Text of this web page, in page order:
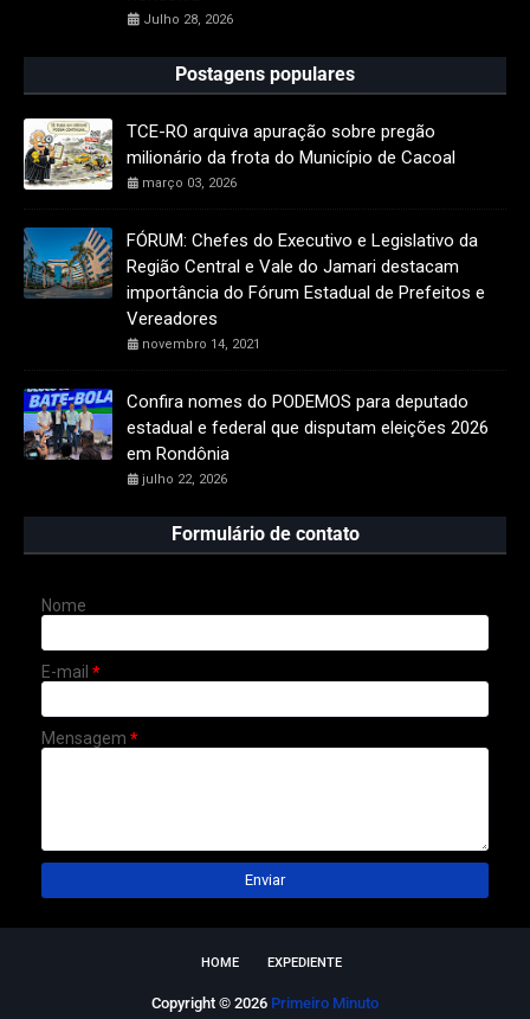
Julho 28, 2026
Postagens populares
TCE-RO arquiva apuração sobre pregão
milionário da frota do Município de Cacoal
março 03, 2026
FÓRUM: Chefes do Executivo e Legislativo da
Região Central e Vale do Jamari destacam
importância do Fórum Estadual de Prefeitos e
Vereadores
novembro 14, 2021
Confira nomes do PODEMOS para deputado
estadual e federal que disputam eleições 2026
em Rondônia
julho 22, 2026
Formulário de contato
Nome
E-mail *
Mensagem *
HOME EXPEDIENTE
Copyright © 2026 Primeiro Minuto